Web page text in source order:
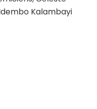
Kalambayi